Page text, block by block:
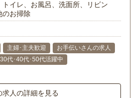
トイレ、お風呂、洗面所、リビン
のお掃除
主婦･主夫歓迎
お手伝いさんの求人
30代･40代･50代活躍中
求人の詳細を見る